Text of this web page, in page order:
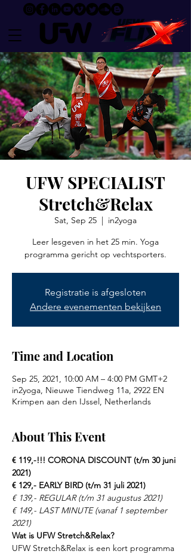
UFW SPECIALIST
Stretch&Relax
Sat, Sep 25
  |
in2yoga
Leer lesgeven in het 25 min. Yoga
programma gericht op vechtsporters.
Registratie is afgesloten
Andere evenementen bekijken
Time and Location
Sep 25, 2021, 10:00 AM – 4:00 PM GMT+2
in2yoga, Nieuwe Tiendweg 11a, 2922 EN
Krimpen aan den IJssel, Netherlands
About This Event
€ 119,-!!! CORONA DISCOUNT (t/m 30 juni
2021)
€ 129,- EARLY BIRD (t/m 31 juli 2021)
€ 139,- REGULAR (t/m 31 augustus 2021)
€ 149,- LAST MINUTE (vanaf 1 september
2021)
Wat is UFW Stretch&Relax?
UFW Stretch&Relax is een kort programma